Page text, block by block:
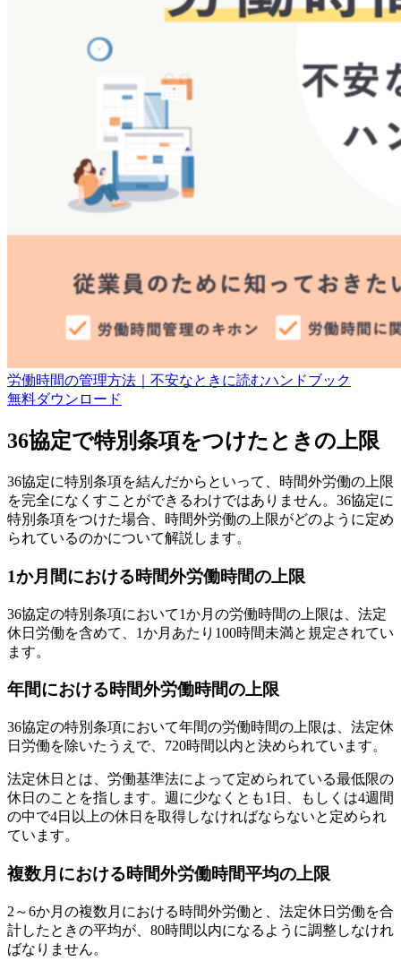
労働時間の管理方法｜不安なときに読むハンドブック
無料ダウンロード
36協定で特別条項をつけたときの上限
36協定に特別条項を結んだからといって、時間外労働の上限
を完全になくすことができるわけではありません。36協定に
特別条項をつけた場合、時間外労働の上限がどのように定め
られているのかについて解説します。
1か月間における時間外労働時間の上限
36協定の特別条項において1か月の労働時間の上限は、法定
休日労働を含めて、1か月あたり100時間未満と規定されてい
ます。
年間における時間外労働時間の上限
36協定の特別条項において年間の労働時間の上限は、法定休
日労働を除いたうえで、720時間以内と決められています。
法定休日とは、労働基準法によって定められている最低限の
休日のことを指します。週に少なくとも1日、もしくは4週間
の中で4日以上の休日を取得しなければならないと定められ
ています。
複数月における時間外労働時間平均の上限
2～6か月の複数月における時間外労働と、法定休日労働を合
計したときの平均が、80時間以内になるように調整しなけれ
ばなりません。